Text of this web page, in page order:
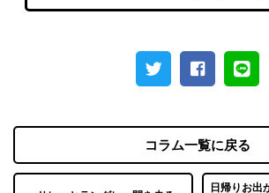
コラム一覧に戻る
日帰りお出